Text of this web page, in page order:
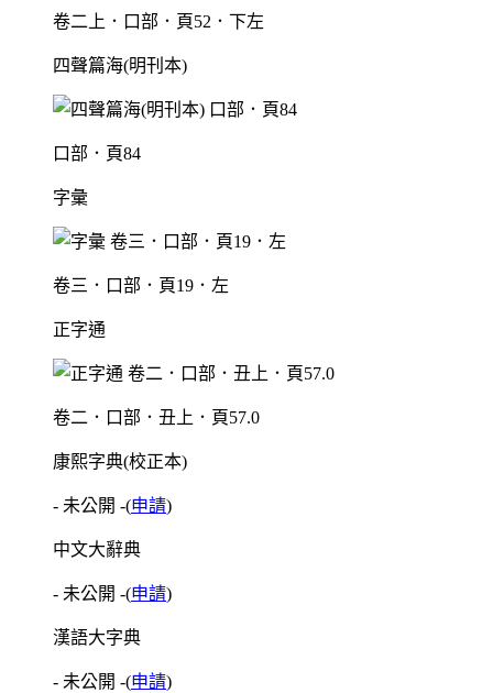
卷二上．口部．頁52．下左
四聲篇海(明刊本)
口部．頁84
字彙
卷三．口部．頁19．左
正字通
卷二．口部．丑上．頁57.0
康熙字典(校正本)
- 未公開 -(申請)
中文大辭典
- 未公開 -(申請)
漢語大字典
- 未公開 -(申請)